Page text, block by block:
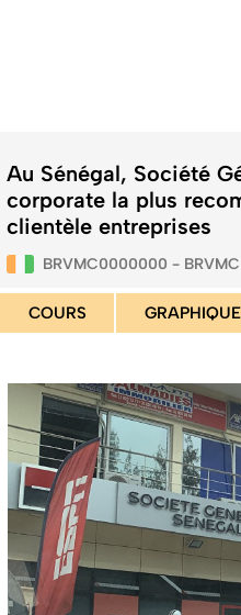
Au Sénégal, Société
corporate la plus
clientèle entreprises
BRVMC0000000 - BRVMC
COURS